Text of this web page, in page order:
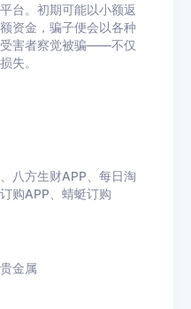
台。初期可能以小额返
资金，骗子便会以各种
受害者察觉被骗——不仅
失。
方生财APP、每日淘
购APP、蜻蜓订购
金属